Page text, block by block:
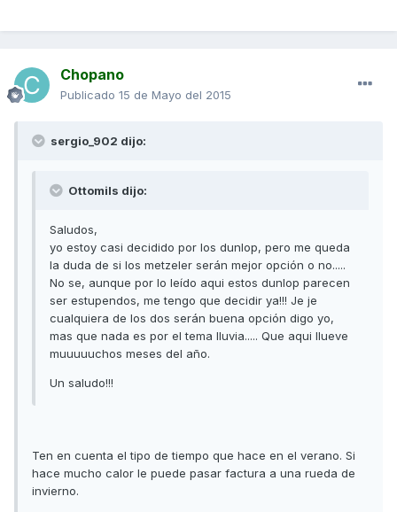
Chopano
Publicado 15 de Mayo del 2015
sergio_902 dijo:
Ottomils dijo:
Saludos,
yo estoy casi decidido por los dunlop, pero me queda
la duda de si los metzeler serán mejor opción o no.....
No se, aunque por lo leído aqui estos dunlop parecen
ser estupendos, me tengo que decidir ya!!! Je je
cualquiera de los dos serán buena opción digo yo,
mas que nada es por el tema lluvia..... Que aqui llueve
muuuuuchos meses del año.
Un saludo!!!
Ten en cuenta el tipo de tiempo que hace en el verano. Si
hace mucho calor le puede pasar factura a una rueda de
invierno.